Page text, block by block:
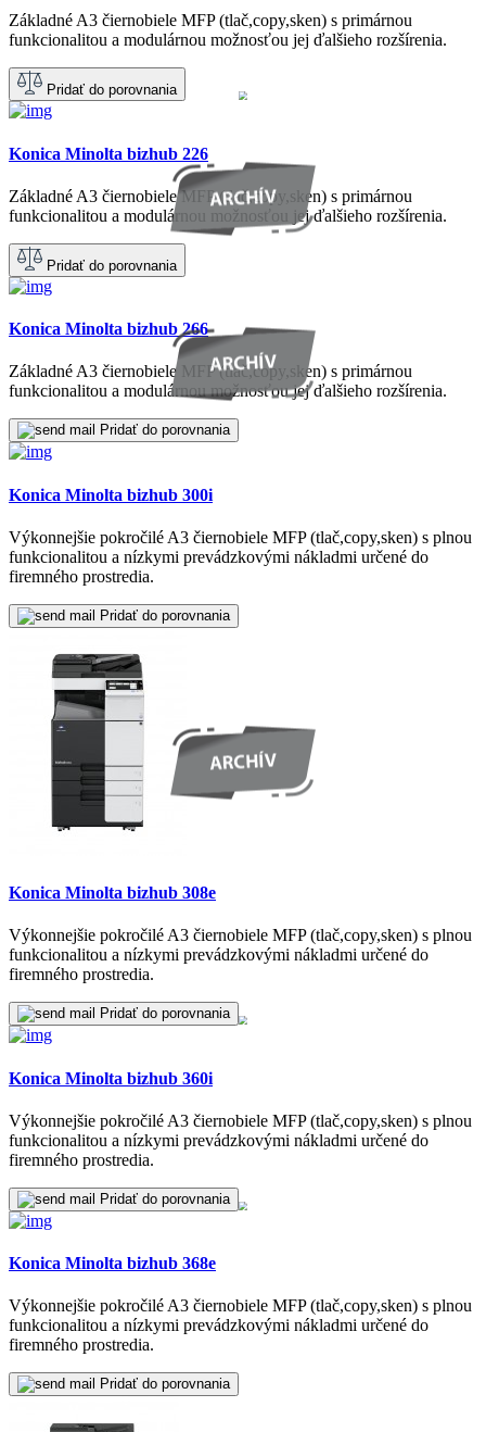
Základné A3 čiernobiele MFP (tlač,copy,sken) s primárnou
funkcionalitou a modulárnou možnosťou jej ďalšieho rozšírenia.
Pridať do porovnania
Konica Minolta bizhub 226
Základné A3 čiernobiele MFP (tlač,copy,sken) s primárnou
funkcionalitou a modulárnou možnosťou jej ďalšieho rozšírenia.
Pridať do porovnania
Konica Minolta bizhub 266
Základné A3 čiernobiele MFP (tlač,copy,sken) s primárnou
funkcionalitou a modulárnou možnosťou jej ďalšieho rozšírenia.
Pridať do porovnania
Konica Minolta bizhub 300i
Výkonnejšie pokročilé A3 čiernobiele MFP (tlač,copy,sken) s plnou
funkcionalitou a nízkymi prevádzkovými nákladmi určené do
firemného prostredia.
Pridať do porovnania
Konica Minolta bizhub 308e
Výkonnejšie pokročilé A3 čiernobiele MFP (tlač,copy,sken) s plnou
funkcionalitou a nízkymi prevádzkovými nákladmi určené do
firemného prostredia.
Pridať do porovnania
Konica Minolta bizhub 360i
Výkonnejšie pokročilé A3 čiernobiele MFP (tlač,copy,sken) s plnou
funkcionalitou a nízkymi prevádzkovými nákladmi určené do
firemného prostredia.
Pridať do porovnania
Konica Minolta bizhub 368e
Výkonnejšie pokročilé A3 čiernobiele MFP (tlač,copy,sken) s plnou
funkcionalitou a nízkymi prevádzkovými nákladmi určené do
firemného prostredia.
Pridať do porovnania